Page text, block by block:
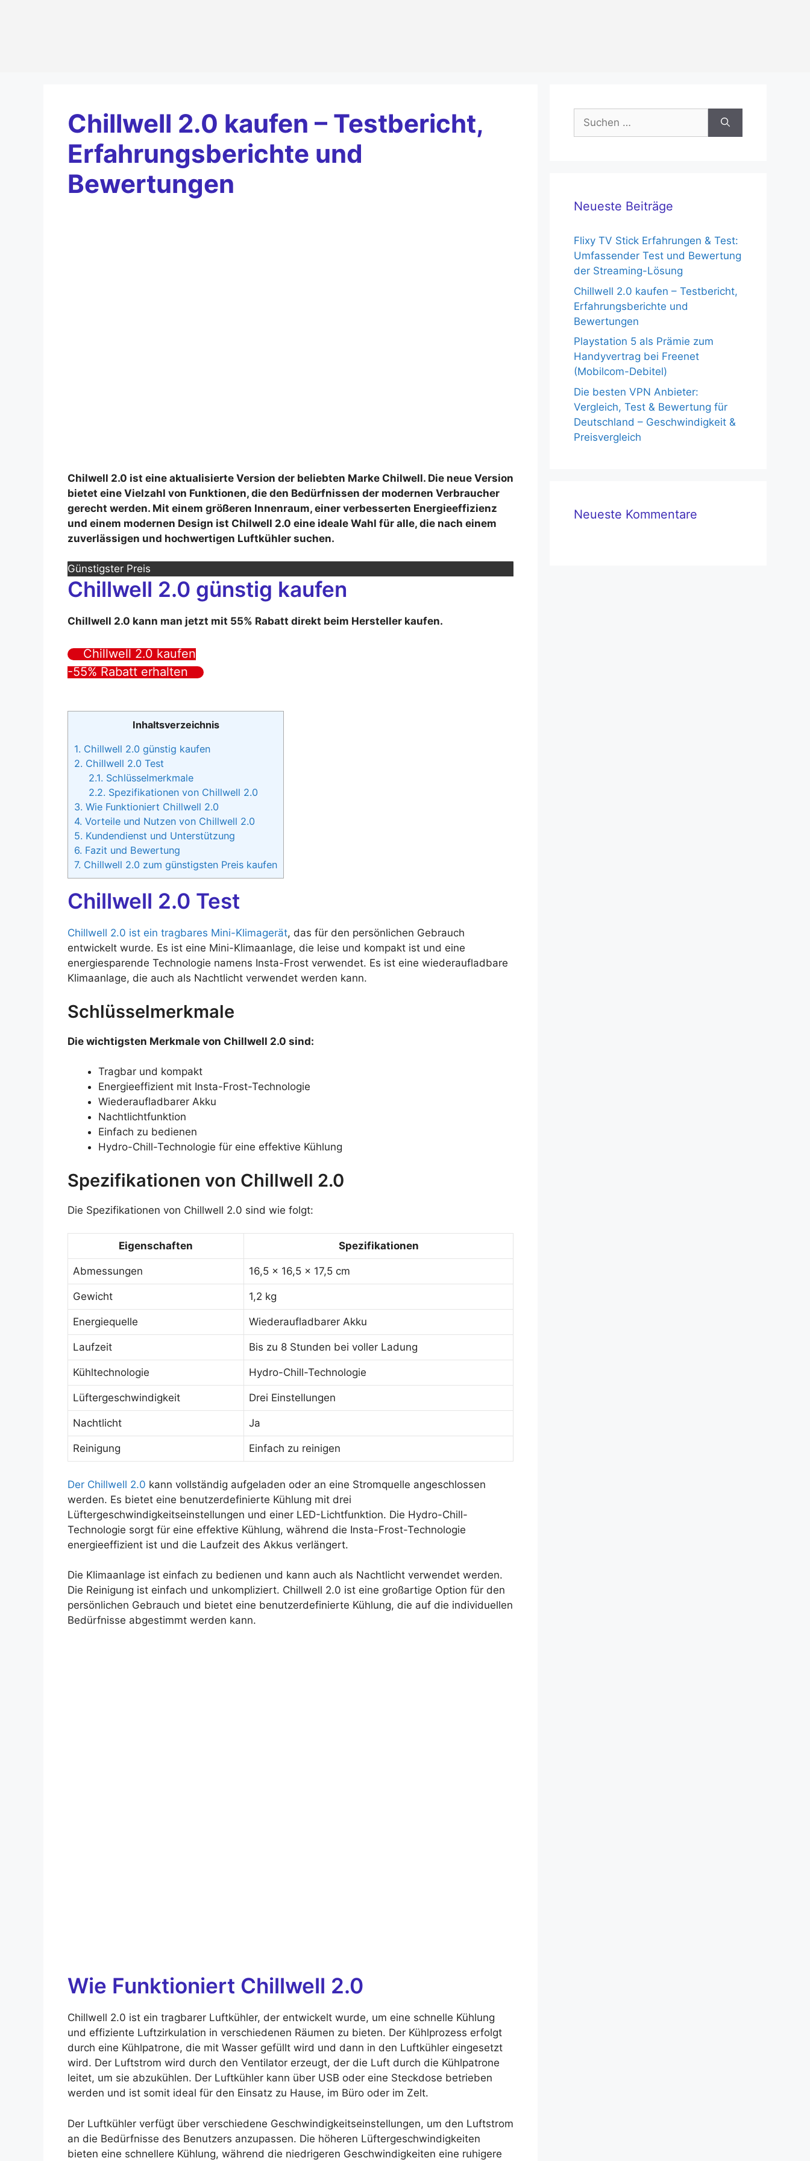
Chillwell 2.0 kaufen – Testbericht,
Erfahrungsberichte und
Bewertungen
Chilwell 2.0 ist eine aktualisierte Version der beliebten Marke Chilwell. Die neue Version
bietet eine Vielzahl von Funktionen, die den Bedürfnissen der modernen Verbraucher
gerecht werden. Mit einem größeren Innenraum, einer verbesserten Energieeffizienz
und einem modernen Design ist Chilwell 2.0 eine ideale Wahl für alle, die nach einem
zuverlässigen und hochwertigen Luftkühler suchen.
Günstigster Preis
Chillwell 2.0 günstig kaufen
Chillwell 2.0 kann man jetzt mit 55% Rabatt direkt beim Hersteller kaufen.
Chillwell 2.0 kaufen
-55% Rabatt erhalten
Inhaltsverzeichnis
1. Chillwell 2.0 günstig kaufen
2. Chillwell 2.0 Test
2.1. Schlüsselmerkmale
2.2. Spezifikationen von Chillwell 2.0
3. Wie Funktioniert Chillwell 2.0
4. Vorteile und Nutzen von Chillwell 2.0
5. Kundendienst und Unterstützung
6. Fazit und Bewertung
7. Chillwell 2.0 zum günstigsten Preis kaufen
Chillwell 2.0 Test
Chillwell 2.0 ist ein tragbares Mini-Klimagerät, das für den persönlichen Gebrauch
entwickelt wurde. Es ist eine Mini-Klimaanlage, die leise und kompakt ist und eine
energiesparende Technologie namens Insta-Frost verwendet. Es ist eine wiederaufladbare
Klimaanlage, die auch als Nachtlicht verwendet werden kann.
Schlüsselmerkmale
Die wichtigsten Merkmale von Chillwell 2.0 sind:
Tragbar und kompakt
Energieeffizient mit Insta-Frost-Technologie
Wiederaufladbarer Akku
Nachtlichtfunktion
Einfach zu bedienen
Hydro-Chill-Technologie für eine effektive Kühlung
Spezifikationen von Chillwell 2.0
Die Spezifikationen von Chillwell 2.0 sind wie folgt:
Eigenschaften Spezifikationen
Abmessungen 16,5 x 16,5 x 17,5 cm
Gewicht 1,2 kg
Energiequelle Wiederaufladbarer Akku
Laufzeit Bis zu 8 Stunden bei voller Ladung
Kühltechnologie Hydro-Chill-Technologie
Lüftergeschwindigkeit Drei Einstellungen
Nachtlicht Ja
Reinigung Einfach zu reinigen
Der Chillwell 2.0 kann vollständig aufgeladen oder an eine Stromquelle angeschlossen
werden. Es bietet eine benutzerdefinierte Kühlung mit drei
Lüftergeschwindigkeitseinstellungen und einer LED-Lichtfunktion. Die Hydro-Chill-
Technologie sorgt für eine effektive Kühlung, während die Insta-Frost-Technologie
energieeffizient ist und die Laufzeit des Akkus verlängert.
Die Klimaanlage ist einfach zu bedienen und kann auch als Nachtlicht verwendet werden.
Die Reinigung ist einfach und unkompliziert. Chillwell 2.0 ist eine großartige Option für den
persönlichen Gebrauch und bietet eine benutzerdefinierte Kühlung, die auf die individuellen
Bedürfnisse abgestimmt werden kann.
Wie Funktioniert Chillwell 2.0
Chillwell 2.0 ist ein tragbarer Luftkühler, der entwickelt wurde, um eine schnelle Kühlung
und effiziente Luftzirkulation in verschiedenen Räumen zu bieten. Der Kühlprozess erfolgt
durch eine Kühlpatrone, die mit Wasser gefüllt wird und dann in den Luftkühler eingesetzt
wird. Der Luftstrom wird durch den Ventilator erzeugt, der die Luft durch die Kühlpatrone
leitet, um sie abzukühlen. Der Luftkühler kann über USB oder eine Steckdose betrieben
werden und ist somit ideal für den Einsatz zu Hause, im Büro oder im Zelt.
Der Luftkühler verfügt über verschiedene Geschwindigkeitseinstellungen, um den Luftstrom
an die Bedürfnisse des Benutzers anzupassen. Die höheren Lüftergeschwindigkeiten
bieten eine schnellere Kühlung, während die niedrigeren Geschwindigkeiten eine ruhigere
Suchen
nach:
Neueste Beiträge
Flixy TV Stick Erfahrungen & Test:
Umfassender Test und Bewertung
der Streaming-Lösung
Chillwell 2.0 kaufen – Testbericht,
Erfahrungsberichte und
Bewertungen
Playstation 5 als Prämie zum
Handyvertrag bei Freenet
(Mobilcom-Debitel)
Die besten VPN Anbieter:
Vergleich, Test & Bewertung für
Deutschland – Geschwindigkeit &
Preisvergleich
Neueste Kommentare